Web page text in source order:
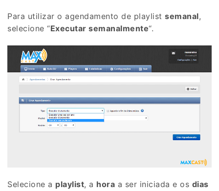
Para utilizar o agendamento de playlist semanal,
selecione “Executar semanalmente“.
Selecione a playlist, a hora a ser iniciada e os dias